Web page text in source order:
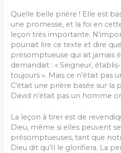
Quelle belle prière ! Elle est
une promesse, et la foi en
leçon très importante.
pourrait lire ce texte et dire
présomptueuse qui ait jamais
demandait : « Seigneur,
toujours ». Mais ce n’était pas
C’était une prière basée sur la
David n’était pas un homme
La leçon à tirer est de
Dieu, même si elles peuvent
présomptueuses, tant que
Dieu dit qu’Il le glorifiera. La